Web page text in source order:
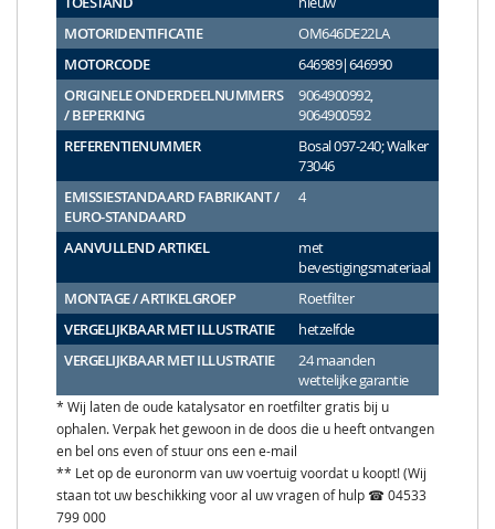
MOTORIDENTIFICATIE
OM646DE22LA
MOTORCODE
646989|646990
ORIGINELE ONDERDEELNUMMERS
/ BEPERKING
9064900992,
9064900592
REFERENTIENUMMER
Bosal 097-240; Walker
73046
EMISSIESTANDAARD FABRIKANT /
EURO-STANDAARD
4
AANVULLEND ARTIKEL
met
bevestigingsmateriaal
MONTAGE / ARTIKELGROEP
Roetfilter
VERGELIJKBAAR MET ILLUSTRATIE
hetzelfde
VERGELIJKBAAR MET ILLUSTRATIE
24 maanden
wettelijke garantie
* Wij laten de oude katalysator en roetfilter gratis bij u
ophalen. Verpak het gewoon in de doos die u heeft ontvangen
en bel ons even of stuur ons een e-mail
** Let op de euronorm van uw voertuig voordat u koopt! (Wij
staan tot uw beschikking voor al uw vragen of hulp ☎ 04533
799 000